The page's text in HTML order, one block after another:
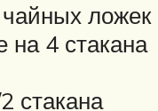
ложек
на 4 стакана
стакана